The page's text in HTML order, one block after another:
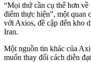
“Mọi thứ cần cụ thể hơn
điểm thực hiện”, một quan
với Axios, đề cập đến kho
Iran.
Một nguồn tin khác của
muốn thay đổi cách diễn